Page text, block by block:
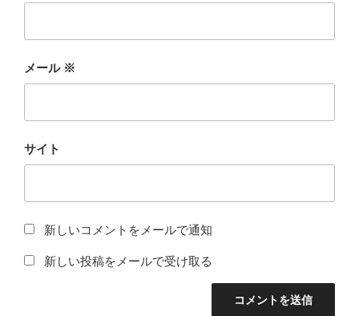
メール ※
サイト
新しいコメントをメールで通知
新しい投稿をメールで受け取る